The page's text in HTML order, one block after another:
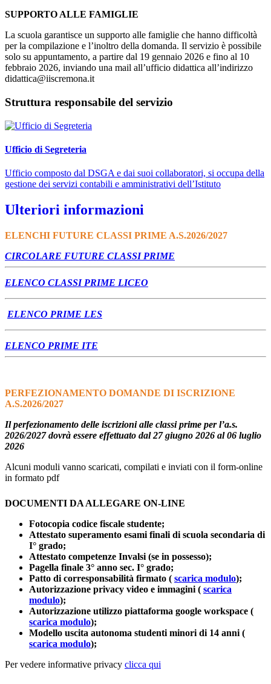
SUPPORTO ALLE FAMIGLIE
La scuola garantisce un supporto alle famiglie che hanno difficoltà
per la compilazione e l’inoltro della domanda. Il servizio è possibile
solo su appuntamento, a partire dal 19 gennaio 2026 e fino al 10
febbraio 2026, inviando una mail all’ufficio didattica all’indirizzo
didattica@iiscremona.it
Struttura responsabile del servizio
Ufficio di Segreteria
Ufficio composto dal DSGA e dai suoi collaboratori, si occupa della
gestione dei servizi contabili e amministrativi dell’Istituto
Ulteriori informazioni
ELENCHI FUTURE CLASSI PRIME A.S.2026/2027
CIRCOLARE FUTURE CLASSI PRIME
ELENCO CLASSI PRIME LICEO
ELENCO PRIME LES
ELENCO PRIME ITE
PERFEZIONAMENTO DOMANDE DI ISCRIZIONE
A.S.2026/2027
Il perfezionamento delle iscrizioni alle classi prime per l’a.s.
2026/2027 dovrà essere effettuato dal 27 giugno 2026 al 06 luglio
2026
Alcuni moduli vanno scaricati, compilati e inviati con il form-online
in formato pdf
DOCUMENTI DA ALLEGARE ON-LINE
Fotocopia codice fiscale studente;
Attestato superamento esami finali di scuola secondaria di
I° grado;
Attestato competenze Invalsi (se in possesso);
Pagella finale 3° anno sec. I° grado;
Patto di corresponsabilità firmato ( scarica modulo);
Autorizzazione privacy video e immagini ( scarica
modulo);
Autorizzazione utilizzo piattaforma google workspace (
scarica modulo);
Modello uscita autonoma studenti minori di 14 anni (
scarica modulo);
Per vedere informative privacy clicca qui